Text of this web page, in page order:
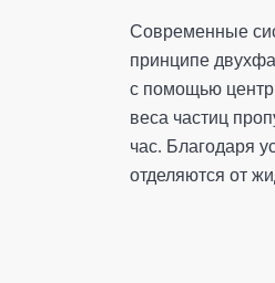
Современные
принципе
с помощью
веса частиц
час. Благодаря
отделяются от